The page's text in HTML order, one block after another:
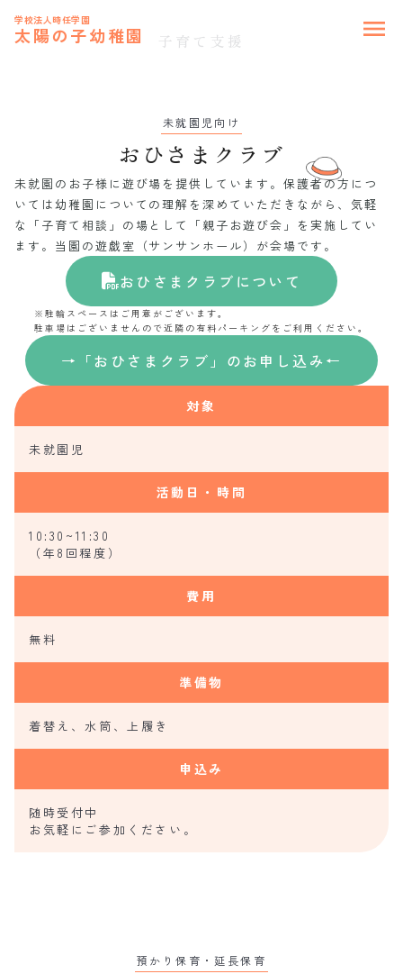
学校法人時任学園
太陽の子幼稚園 menu
子育て支援
未就園児向け
おひさまクラブ
未就園のお子様に遊び場を提供しています。保護者の方につ
いては幼稚園についての理解を深めていただきながら、気軽
な「子育て相談」の場として「親子お遊び会」を実施してい
ます。当園の遊戯室（サンサンホール）が会場です。
おひさまクラブについて
※駐輪スペースはご用意がございます。
駐車場はございませんので近隣の有料パーキングをご利用ください。
→「おひさまクラブ」のお申し込み←
対象
未就園児
活動日・時間
10:30~11:30
（年8回程度）
費用
無料
準備物
着替え、水筒、上履き
申込み
随時受付中
お気軽にご参加ください。
預かり保育・延長保育